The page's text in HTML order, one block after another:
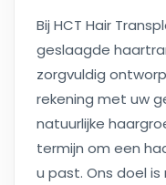
Bij HCT Hair
geslaagde
zorgvuldig
rekening met uw
natuurlijke
termijn om een
u past. Ons doel